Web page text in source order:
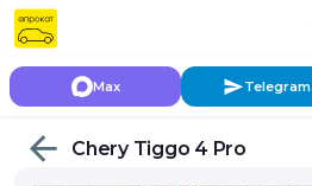
Max Telegram
Chery Tiggo 4 Pro